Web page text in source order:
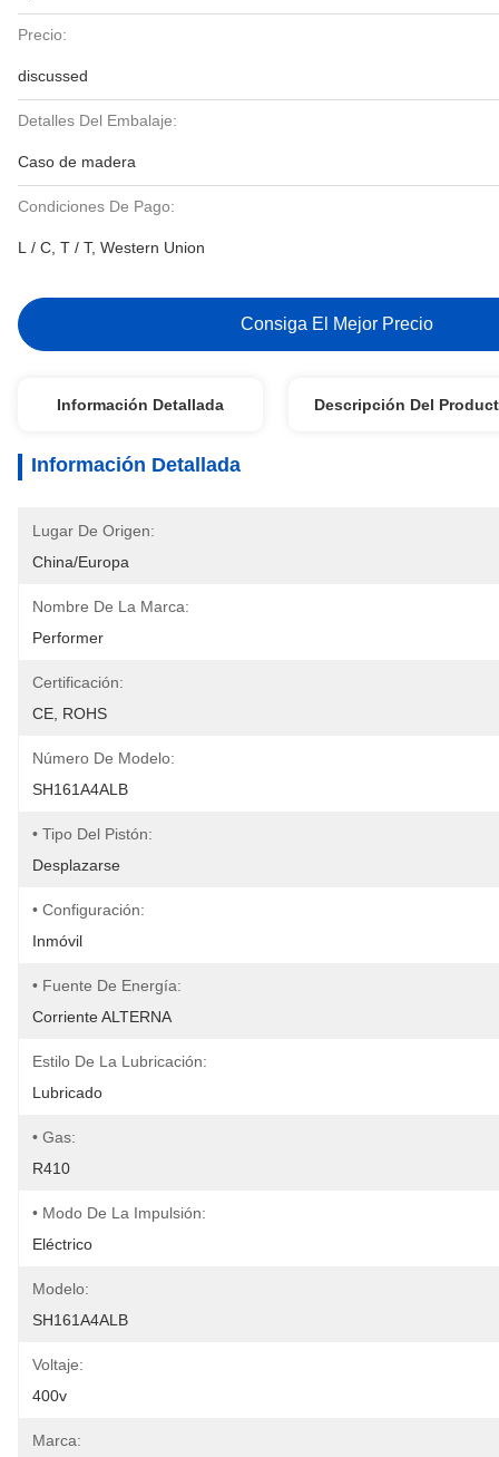
Precio:
discussed
Detalles Del Embalaje:
Caso de madera
Condiciones De Pago:
L / C, T / T, Western Union
Consiga El Mejor Precio
Información Detallada Descripción Del
Información Detallada
Lugar De Origen:
China/Europa
Nombre De La Marca:
Performer
Certificación:
CE, ROHS
Número De Modelo:
SH161A4ALB
• Tipo Del Pistón:
Desplazarse
• Configuración:
Inmóvil
• Fuente De Energía:
Corriente ALTERNA
Estilo De La Lubricación:
Lubricado
• Gas:
R410
• Modo De La Impulsión:
Eléctrico
Modelo:
SH161A4ALB
Voltaje:
400v
Marca: